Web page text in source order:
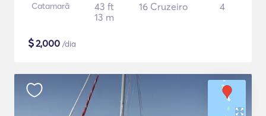
Catamarã
43 ft
13 m
16 Cruzeiro 4
$2,000 /dia